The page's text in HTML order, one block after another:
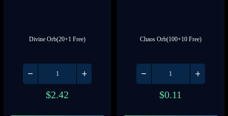
Divine Orb(20+1 Free)
$2.42
Chaos Orb(100+10 Free)
$0.11